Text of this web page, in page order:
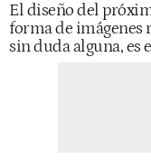
El diseño del
forma de imágenes
sin duda alguna, es